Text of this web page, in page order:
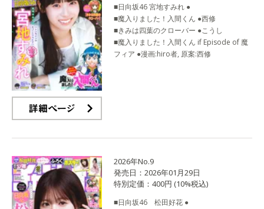
■日向坂46 宮地すみれ ●
■魔入りました！入間くん ●西修
■きみは四葉のクローバー ●こうし
■魔入りました！入間くん if Episode of 魔
フィア ●漫画:hiro者, 原案:西修
2026年No.9
発売日：2026年01月29日
特別定価：400円 (10%税込)
■日向坂46 松田好花 ●